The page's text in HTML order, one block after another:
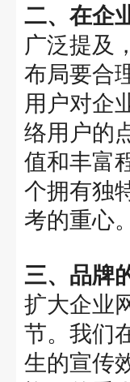
二、在企
广泛提及
布局要合
用户对企
络用户的
值和丰富
个拥有独
考的重心。
三、品牌
扩大企业
节。我们
生的宣传